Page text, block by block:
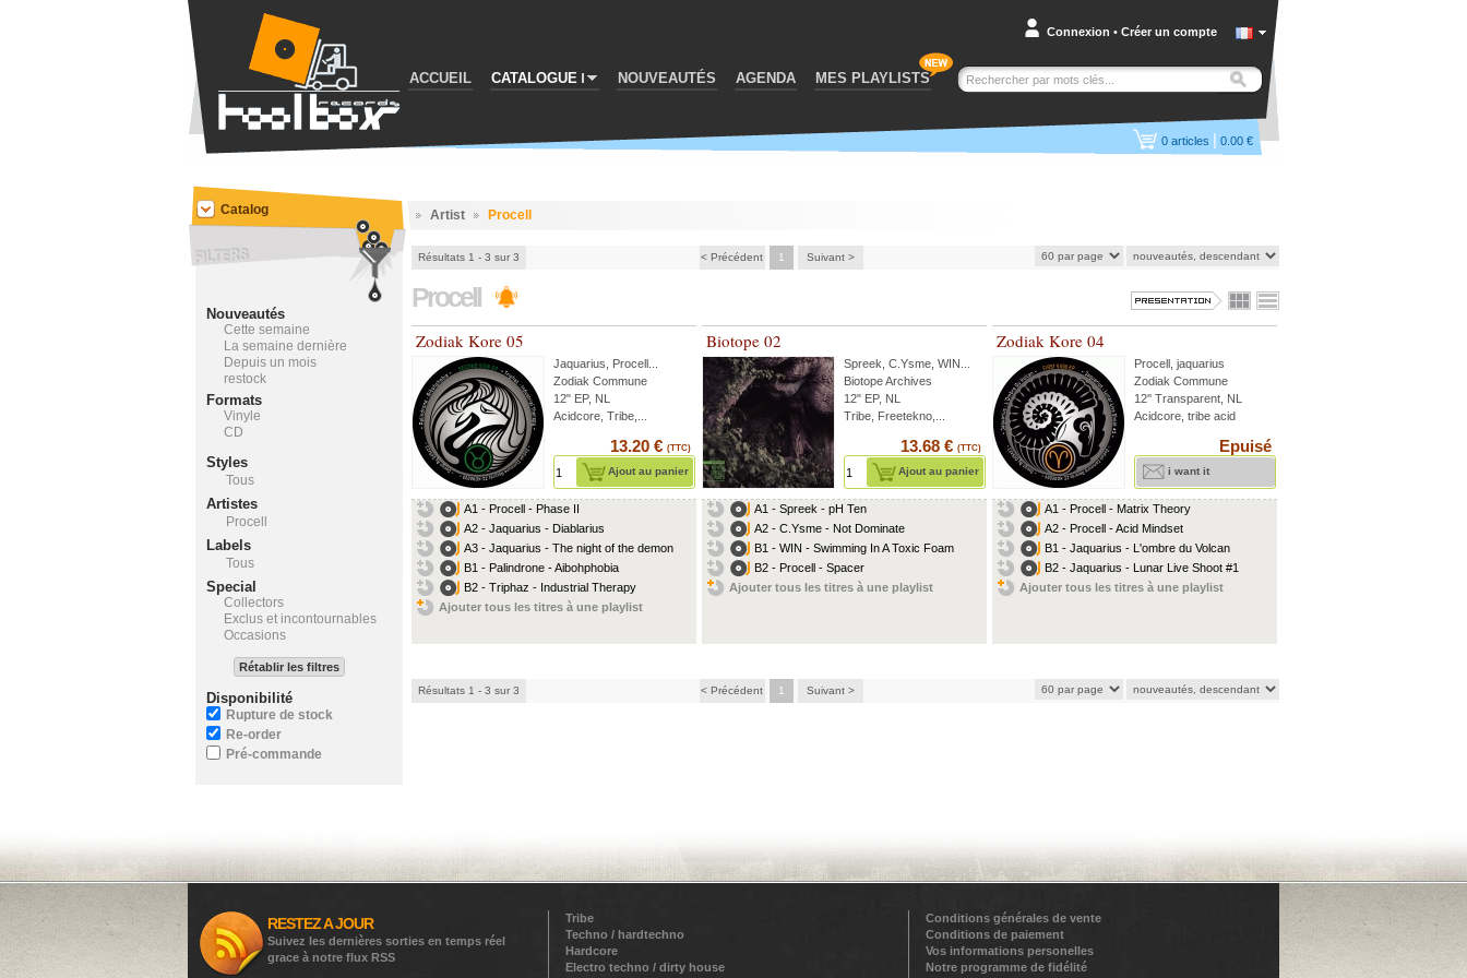
ACCUEIL CATALOGUE NOUVEAUTÉS AGENDA MES PLAYLISTS
Connexion • Créer un compte
0 articles | 0.00 €
Artist Procell
Résultats 1 - 3 sur 3 < Précédent 1 Suivant >
Procell
Zodiak Kore 05
Jaquarius Procell
Zodiak Commune
12" EP, NL
Acidcore, Tribe,...
13.20 € (TTC)
Ajout au panier
A1 - Procell - Phase II
A2 - Jaquarius - Diablarius
A3 - Jaquarius - The night of the demon
B1 - Palindrone - Aibohphobia
B2 - Triphaz - Industrial Therapy
Ajouter tous les titres à une playlist
Biotope 02
Spreek C.Ysme WIN
Biotope Archives
12" EP, NL
Tribe, Freetekno,...
13.68 € (TTC)
Ajout au panier
A1 - Spreek - pH Ten
A2 - C.Ysme - Not Dominate
B1 - WIN - Swimming In A Toxic Foam
B2 - Procell - Spacer
Ajouter tous les titres à une playlist
Zodiak Kore 04
Procell jaquarius
Zodiak Commune
12'' Transparent, NL
Acidcore, tribe acid
Epuisé
i want it
A1 - Procell - Matrix Theory
A2 - Procell - Acid Mindset
B1 - Jaquarius - L'ombre du Volcan
B2 - Jaquarius - Lunar Live Shoot #1
Ajouter tous les titres à une playlist
Résultats 1 - 3 sur 3 < Précédent 1 Suivant >
Catalog
Nouveautés
Cette semaine
La semaine dernière
Depuis un mois
restock
Formats
Vinyle
CD
Styles
Tous
Artistes
Procell
Labels
Tous
Special
Collectors
Exclus et incontournables
Occasions
Rétablir les filtres
Disponibilité
Rupture de stock
Re-order
Pré-commande
RESTEZ A JOUR
Suivez les dernières sorties en temps réel
grace à notre flux RSS
Tribe
Techno / hardtechno
Hardcore
Electro techno / dirty house
Conditions générales de vente
Conditions de paiement
Vos informations personelles
Notre programme de fidélité